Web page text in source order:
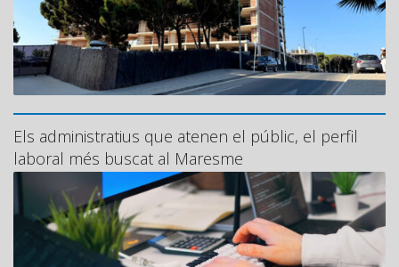
Els administratius que atenen el públic, el perfil
laboral més buscat al Maresme